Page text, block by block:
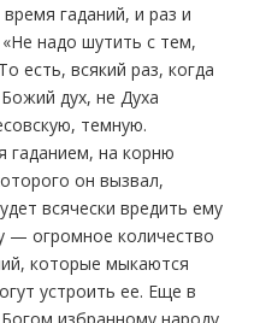
гаданий, и раз и
надо шутить с тем,
есть, всякий раз, когда
дух, не Духа
темную.
гаданием, на корню
он вызвал,
всячески вредить ему
— огромное количество
которые мыкаются
устроить ее. Еще в